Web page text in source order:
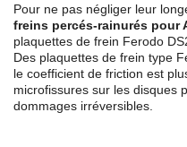
Pour ne pas négliger leur
freins percés-rainurés pour
plaquettes de frein Ferodo
Des plaquettes de frein type
le coefficient de friction est
microfissures sur les disques
dommages irréversibles.